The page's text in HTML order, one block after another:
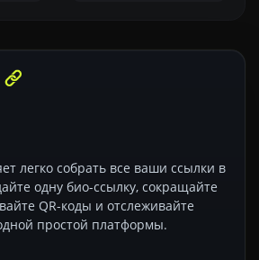
легко собрать все ваши ссылки в
одну био-ссылку, сокращайте
QR-коды и отслеживайте
простой платформы.